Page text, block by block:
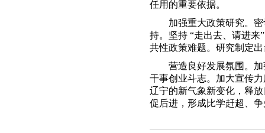
任用的重要依据。
加强重大政策研究。密
持。坚持 “走出去、请进来
共性政策难题。研究制定
营造良好发展氛围。加
干事创业斗志。加大宣传
辽宁的新气象新变化，释
促后进，形成比学赶超、